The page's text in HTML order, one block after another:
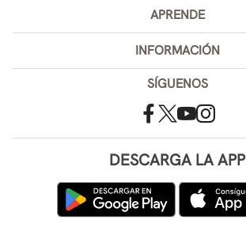
APRENDE
INFORMACIÓN
SÍGUENOS
DESCARGA LA APP